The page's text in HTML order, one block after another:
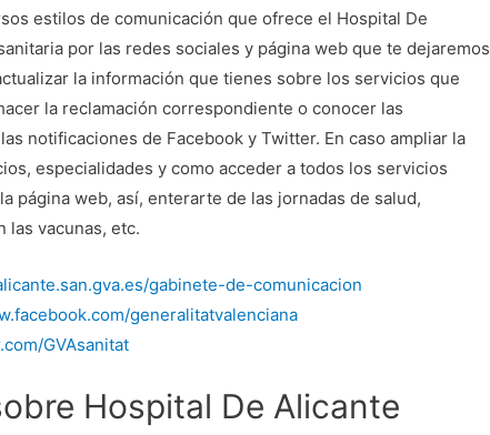
estilos de comunicación que ofrece el Hospital De
por las redes sociales y página web que te dejaremos
la información que tienes sobre los servicios que
la reclamación correspondiente o conocer las
notificaciones de Facebook y Twitter. En caso ampliar la
especialidades y como acceder a todos los servicios
página web, así, enterarte de las jornadas de salud,
las vacunas, etc.
gabinete-de-comunicacion
generalitatvalenciana
GVAsanitat
Hospital De Alicante